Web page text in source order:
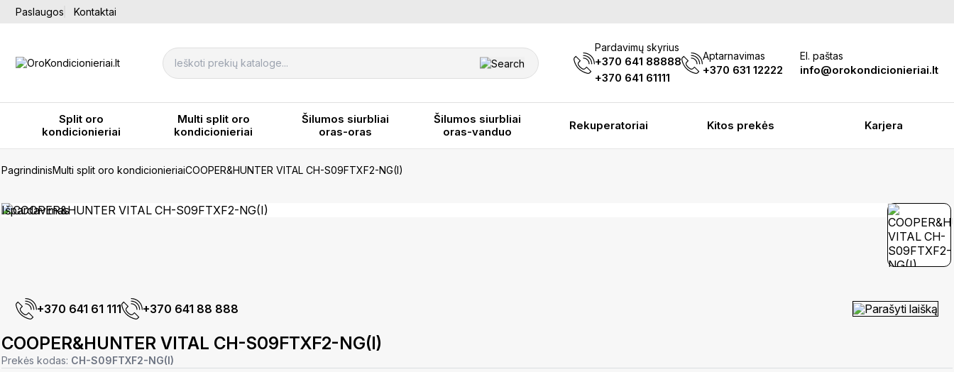
Paslaugos Kontaktai
Pardavimų skyrius
+370 641 88888
+370 641 61111
Aptarnavimas
+370 631 12222
El. paštas
info@orokondicionieriai.lt
Split oro
kondicionieriai
Multi split oro
kondicionieriai
Šilumos siurbliai
oras-oras
Šilumos siurbliai
oras-vanduo
Rekuperatoriai Kitos prekės Karjera
PagrindinisMulti split oro kondicionieriaiCOOPER&HUNTER VITAL CH-S09FTXF2-NG(I)
Išpardavimas
+370 641 61 111 +370 641 88 888 Parašyti laišką
COOPER&HUNTER VITAL CH-S09FTXF2-NG(I)
Prekės kodas: CH-S09FTXF2-NG(I)